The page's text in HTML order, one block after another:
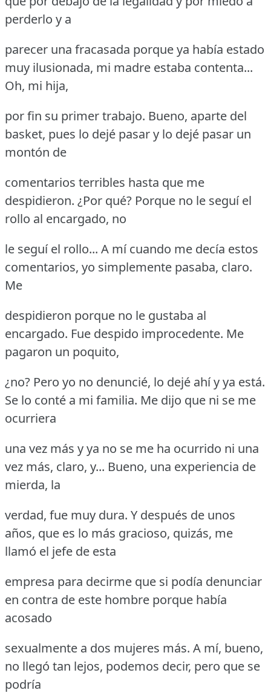
perderlo y a
parecer una fracasada porque ya había estado
muy ilusionada, mi madre estaba contenta...
Oh, mi hija,
por fin su primer trabajo. Bueno, aparte del
basket, pues lo dejé pasar y lo dejé pasar un
montón de
comentarios terribles hasta que me
despidieron. ¿Por qué? Porque no le seguí el
rollo al encargado, no
le seguí el rollo... A mí cuando me decía estos
comentarios, yo simplemente pasaba, claro.
Me
despidieron porque no le gustaba al
encargado. Fue despido improcedente. Me
pagaron un poquito,
¿no? Pero yo no denuncié, lo dejé ahí y ya está.
Se lo conté a mi familia. Me dijo que ni se me
ocurriera
una vez más y ya no se me ha ocurrido ni una
vez más, claro, y... Bueno, una experiencia de
mierda, la
verdad, fue muy dura. Y después de unos
años, que es lo más gracioso, quizás, me
llamó el jefe de esta
empresa para decirme que si podía denunciar
en contra de este hombre porque había
acosado
sexualmente a dos mujeres más. A mí, bueno,
no llegó tan lejos, podemos decir, pero que se
podría